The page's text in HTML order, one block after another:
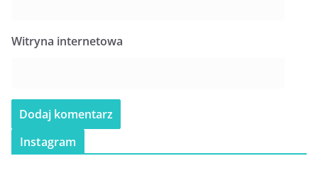
Witryna internetowa
Instagram